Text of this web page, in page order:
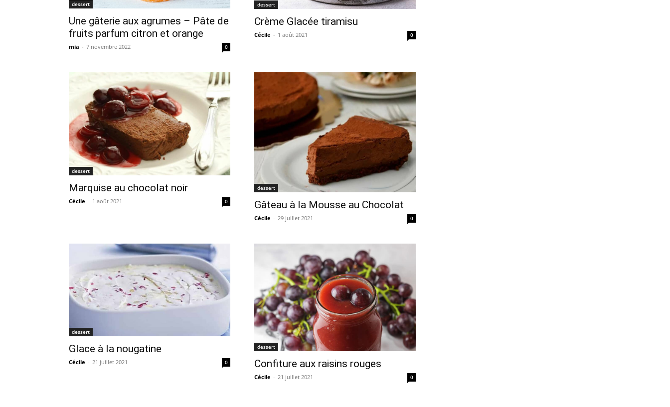
dessert
Une gâterie aux agrumes – Pâte de
fruits parfum citron et orange
mia - 7 novembre 2022 0
dessert
Crème Glacée tiramisu
Cécile - 1 août 2021 0
dessert
Marquise au chocolat noir
Cécile - 1 août 2021 0
dessert
Gâteau à la Mousse au Chocolat
Cécile - 29 juillet 2021 0
dessert
Glace à la nougatine
Cécile - 21 juillet 2021 0
dessert
Confiture aux raisins rouges
Cécile - 21 juillet 2021 0